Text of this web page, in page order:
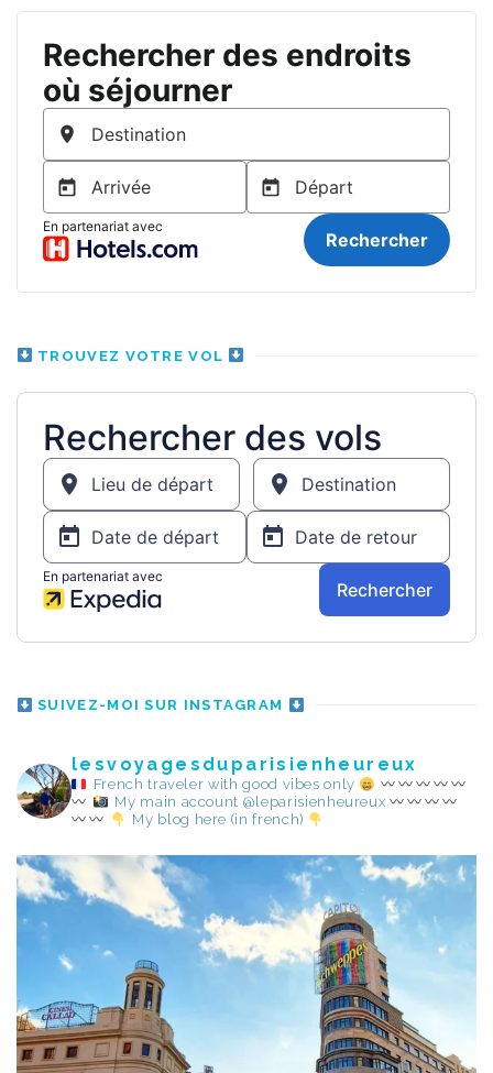
TROUVEZ VOTRE VOL
SUIVEZ-MOI SUR INSTAGRAM
lesvoyagesduparisienheureux
French traveler with good vibes only
My main account @leparisienheureux
My blog here (in french)